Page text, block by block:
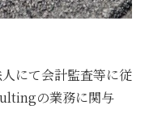
にて会計監査等に従
の業務に関与